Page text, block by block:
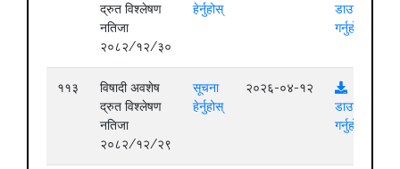
द्रुत विश्लेषण
नतिजा
२०८२/१२/३०
हेर्नुहोस्
डाउनलोड
गर्नुहोस्
११३
विषादी अवशेष
द्रुत विश्लेषण
नतिजा
२०८२/१२/२९
सूचना
हेर्नुहोस्
२०२६-०४-१२
डाउनलोड
गर्नुहोस्